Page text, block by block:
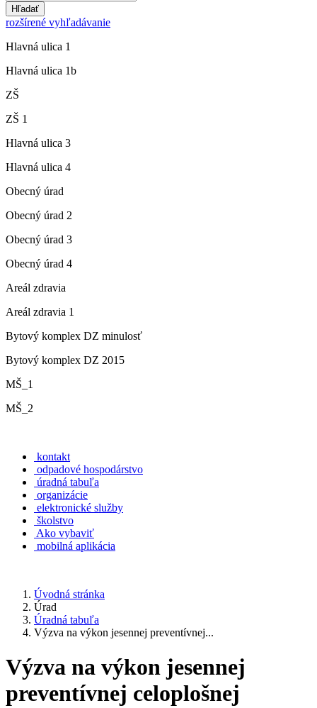
Hľadať
rozšírené vyhľadávanie
Hlavná ulica 1
Hlavná ulica 1b
ZŠ
ZŠ 1
Hlavná ulica 3
Hlavná ulica 4
Obecný úrad
Obecný úrad 2
Obecný úrad 3
Obecný úrad 4
Areál zdravia
Areál zdravia 1
Bytový komplex DZ minulosť
Bytový komplex DZ 2015
MŠ_1
MŠ_2
kontakt
odpadové hospodárstvo
úradná tabuľa
organizácie
elektronické služby
školstvo
Ako vybaviť
mobilná aplikácia
Úvodná stránka
Úrad
Úradná tabuľa
Výzva na výkon jesennej preventívnej...
Výzva na výkon jesennej
preventívnej celoplošnej